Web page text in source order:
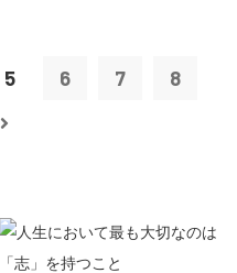
5 6 7 8